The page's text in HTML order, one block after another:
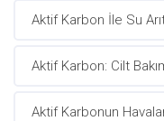
Aktif Karbon İle Su
Aktif Karbon: Cilt
Aktif Karbonun